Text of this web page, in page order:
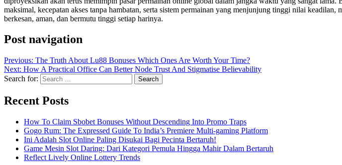
maksimal, kecepatan akses tanpa hambatan, serta sistem permainan yang menjunjung tinggi nilai
berkesan, aman, dan bermutu tinggi setiap harinya.
Post navigation
Previous: The Truth About Lu88 Bonuses Which Ones Are Worth Your Time?
Next: How A Practical Office Can Better Node Trust And Stigmatise Believability
Search for:
Recent Posts
How To Claim Sbobet Bonuses Without Descending Into Promo Traps
Gogo Rum: The Expressed Guide To India’s Premiere Multi-gaming Platform
Ini Adalah Slot Online Paling Disukai Bagi Pecinta Bertaruh!
Game Mesin Slot Daring: Dari Kategori Pemula Hingga Mahir Dalam Bertaruh
Reflect Lively Online Lottery Trends